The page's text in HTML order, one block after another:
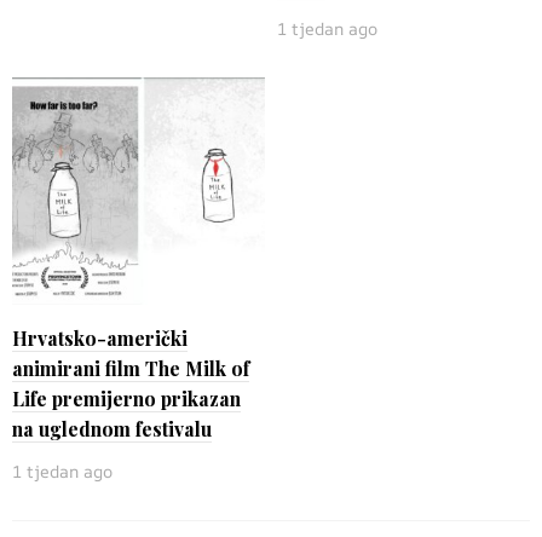
1 tjedan ago
Hrvatsko-američki
animirani film The Milk of
Life premijerno prikazan
na uglednom festivalu
1 tjedan ago